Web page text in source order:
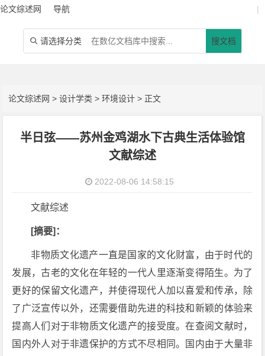
论文综述网 导航 |
 请选择分类 搜文档
论文综述网 >设计学类 >环境设计 > 正文
半日弦——苏州金鸡湖水下古典生活体验馆
文献综述
2022-08-06 14:58:15
文献综述
[摘要]：
非物质文化遗产一直是国家的文化财富，由于时代的
发展，古老的文化在年轻的一代人里逐渐变得陌生。为了
更好的保留文化遗产，并使得现代人加以喜爱和传承，除
了广泛宣传以外，还需要借助先进的科技和新颖的体验来
提高人们对于非物质文化遗产的接受度。在查阅文献时，
国内外人对于非遗保护的方式不尽相同。国内由于大量非